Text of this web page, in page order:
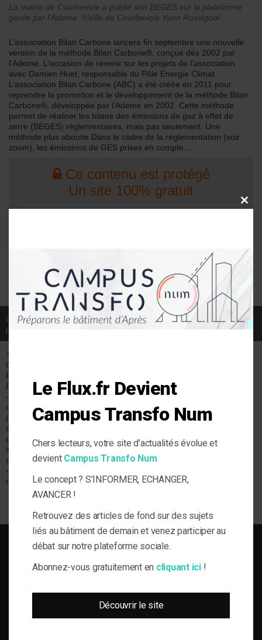
La mairie de Courbevoie a publié son BEGES sur la plateforme
gérée par l'Ademe. ©Ville de Courbevoie Yann Rossignol
L’association Bilan Carbone lancera fin septembre une nouvelle
version de la méthode Bilan Carbone®, conçue dès 2002 par
l’Ademe. L’occasion de revenir sur les projets de l’association
avec Damien Huet, responsable du Pôle Energie Climat.
L’association Bilan Carbone (ABC) a été créée en 2011 pour
reprendre la promotion et le développement de la méthode Bilan
Carbone®, développée par l’Ademe en 2002. Cette méthode
permet de réaliser les bilans des émissions de gaz à effet de
serre (BEGES) réglementaires, mais pas seulement. Une
méthode plus aboutie Dans le cadre de la réglementation (voir
zoom), les émissions de GES prises en compte…
Ce contenu est protégé
Un site 100% gratuit
Publié le 12/09/2017
par Karen Pottier
THÉMATIQUE
Conformité,
Pathologies &
Polluants
- Diagnostics et
contrôles
(électricité,
assainissement,
gaz, sécurité
incendie,
ascenseurs, etc.)
- Economies
d'énergie
Industriel
Tertiaire
CLOSE
Le Flux.fr Devient
Campus Transfo Num
Chers lecteurs, votre site d’actualités évolue et
devient Campus Transfo Num
Le concept ? S’INFORMER, ECHANGER,
AVANCER !
Retrouvez des articles de fond sur des sujets
liés au bâtiment de demain et venez participer au
débat sur notre plateforme sociale.
Abonnez-vous gratuitement en cliquant ici!
Découvrir le site